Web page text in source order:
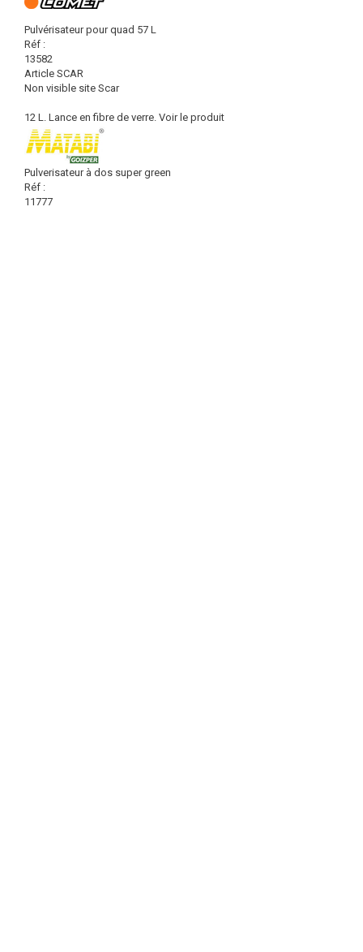
Pulvérisateur pour quad 57 L
Réf :
13582
Article SCAR
Non visible site Scar
12 L. Lance en fibre de verre. Voir le produit
Pulverisateur à dos super green
Réf :
11777